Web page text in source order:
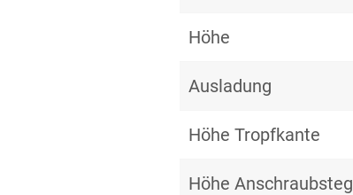
Höhe
Ausladung
Höhe Tropfkante
Höhe Anschraubsteg